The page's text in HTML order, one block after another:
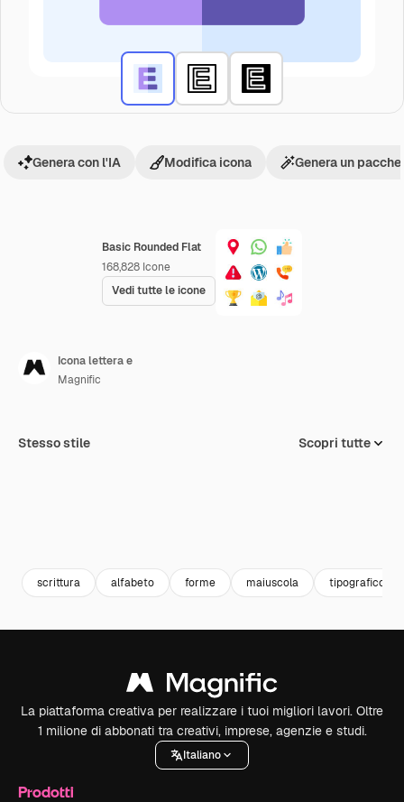
Basic Rounded Flat
168,828 Icone
Vedi tutte le icone
Genera con l'IA Modifica icona Genera un
Icona lettera e
Magnific
Stesso stile Scopri tutte
scrittura alfabeto forme maiuscola tipografico
La piattaforma creativa per realizzare i tuoi migliori lavori. Oltre
1 milione di abbonati tra creativi, imprese, agenzie e studi.
Italiano
Prodotti